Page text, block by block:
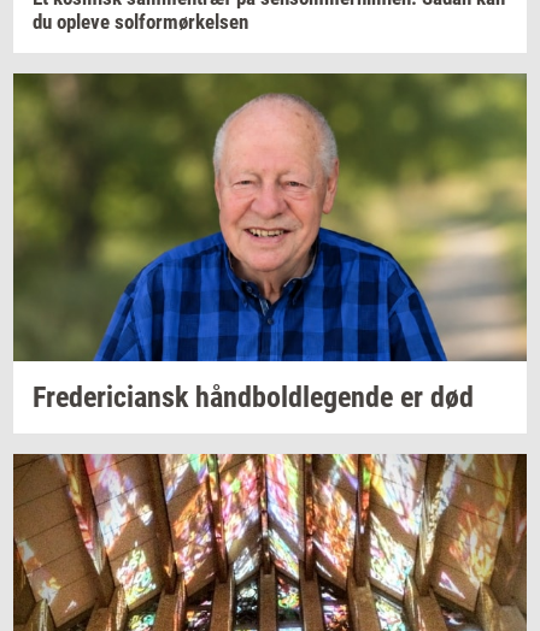
du op­le­ve sol­for­mør­kel­sen
Fre­de­ri­ci­ansk hånd­bold­le­gen­de er død